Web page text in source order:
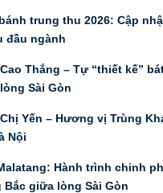
trung thu 2026: Cập
đầu ngành
Thắng – Tự “thiết kế”
Sài Gòn
Yến – Hương vị Trùng
Nội
Hành trình chinh
giữa lòng Sài Gòn